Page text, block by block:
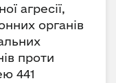
агресії,
органів
проти
441